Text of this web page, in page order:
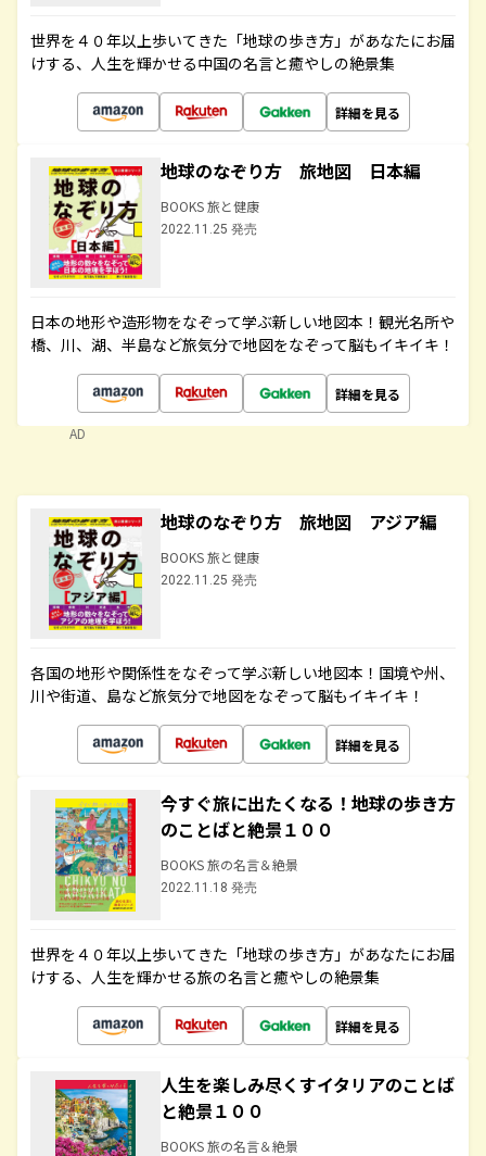
世界を４０年以上歩いてきた「地球の歩き方」があなたにお届
けする、人生を輝かせる中国の名言と癒やしの絶景集
詳細を見る
地球のなぞり方 旅地図 日本編
BOOKS 旅と健康
2022.11.25 発売
日本の地形や造形物をなぞって学ぶ新しい地図本！観光名所や
橋、川、湖、半島など旅気分で地図をなぞって脳もイキイキ！
詳細を見る
AD
地球のなぞり方 旅地図 アジア編
BOOKS 旅と健康
2022.11.25 発売
各国の地形や関係性をなぞって学ぶ新しい地図本！国境や州、
川や街道、島など旅気分で地図をなぞって脳もイキイキ！
詳細を見る
今すぐ旅に出たくなる！地球の歩き方
のことばと絶景１００
BOOKS 旅の名言＆絶景
2022.11.18 発売
世界を４０年以上歩いてきた「地球の歩き方」があなたにお届
けする、人生を輝かせる旅の名言と癒やしの絶景集
詳細を見る
人生を楽しみ尽くすイタリアのことば
と絶景１００
BOOKS 旅の名言＆絶景